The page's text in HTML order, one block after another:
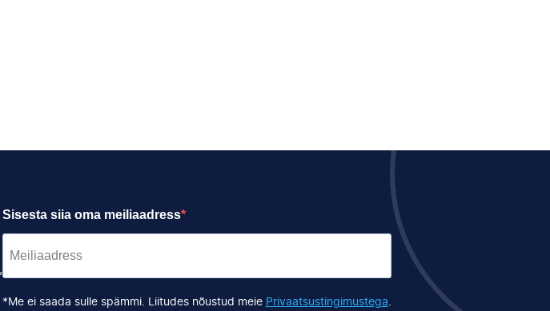
Sisesta siia oma meiliaadress
*Me ei saada sulle spämmi. Liitudes nõustud meie Privaatsustingimustega.